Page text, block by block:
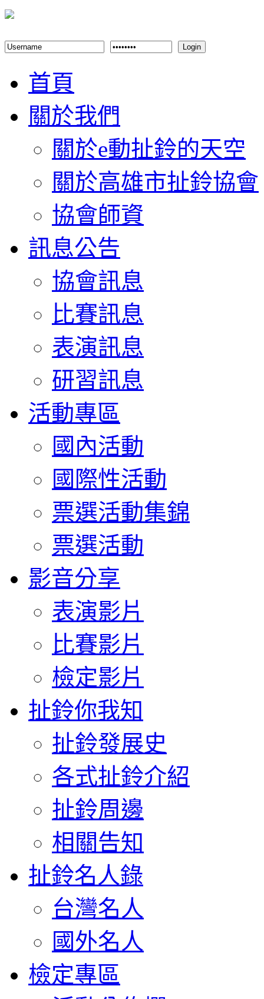
Login
首頁
關於我們
關於e動扯鈴的天空
關於高雄市扯鈴協會
協會師資
訊息公告
協會訊息
比賽訊息
表演訊息
研習訊息
活動專區
國內活動
國際性活動
票選活動集錦
票選活動
影音分享
表演影片
比賽影片
檢定影片
扯鈴你我知
扯鈴發展史
各式扯鈴介紹
扯鈴周邊
相關告知
扯鈴名人錄
台灣名人
國外名人
檢定專區